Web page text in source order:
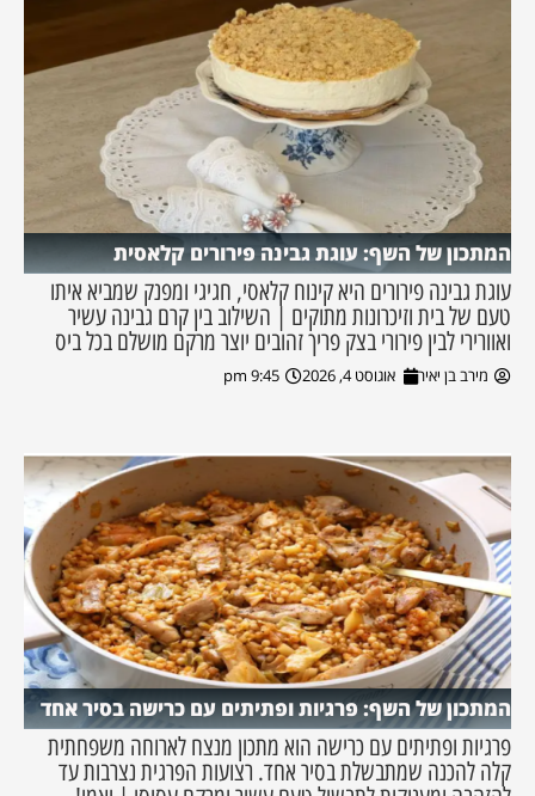
המתכון של השף: עוגת גבינה פירורים קלאסית
עוגת גבינה פירורים היא קינוח קלאסי, חגיגי ומפנק שמביא איתו
טעם של בית וזיכרונות מתוקים | השילוב בין קרם גבינה עשיר
ואוורירי לבין פירורי בצק פריך זהובים יוצר מרקם מושלם בכל ביס
מירב בן יאיר אוגוסט 4, 2026 9:45 pm
המתכון של השף: פרגיות ופתיתים עם כרישה בסיר אחד
פרגיות ופתיתים עם כרישה הוא מתכון מנצח לארוחה משפחתית
קלה להכנה שמתבשלת בסיר אחד. רצועות הפרגית נצרבות עד